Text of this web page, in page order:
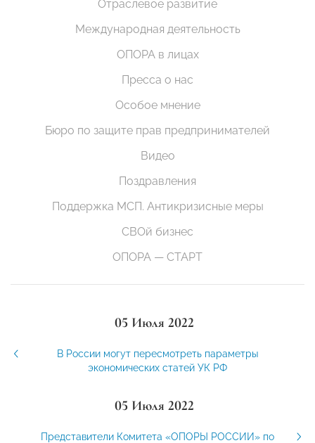
Отраслевое развитие
Международная деятельность
ОПОРА в лицах
Пресса о нас
Особое мнение
Бюро по защите прав предпринимателей
Видео
Поздравления
Поддержка МСП. Антикризисные меры
СВОй бизнес
ОПОРА — СТАРТ
05 Июля 2022
В России могут пересмотреть параметры
экономических статей УК РФ
05 Июля 2022
Представители Комитета «ОПОРЫ РОССИИ» по